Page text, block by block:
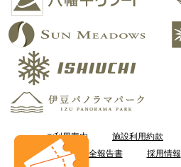
ご利用案内 施設利用約款
安全報告書
採用情報